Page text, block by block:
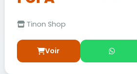
Tinon Shop
Voir